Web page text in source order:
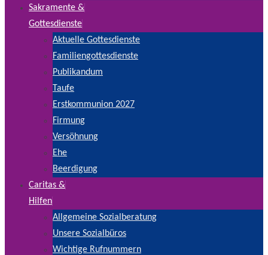
Sakramente &
Gottesdienste
Aktuelle Gottesdienste
Familiengottesdienste
Publikandum
Taufe
Erstkommunion 2027
Firmung
Versöhnung
Ehe
Beerdigung
Caritas &
Hilfen
Allgemeine Sozialberatung
Unsere Sozialbüros
Wichtige Rufnummern